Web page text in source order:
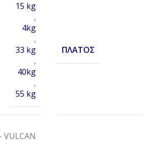
15 kg
,
4kg
,
33 kg
,
40kg
,
55 kg
ΠΛΆΤΟΣ
VULCAN